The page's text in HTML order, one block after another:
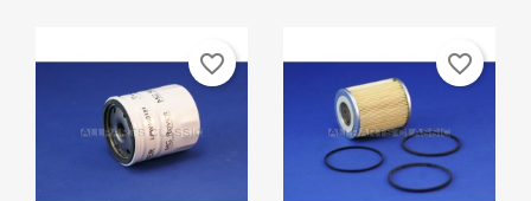
favorite_border favorite_border